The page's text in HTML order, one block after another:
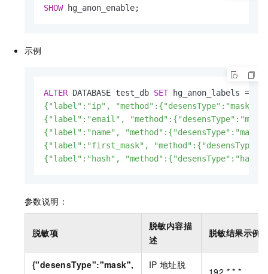
SHOW hg_anon_enable;
示例
ALTER DATABASE test_db SET hg_anon_labels =
{"label":"ip",
{"label":"email",
{"label":"name",
{"label":"first_mask",
{"label":"hash",
参数说明：
脱敏项
脱敏内容描
述
脱敏结果示例
{"desensType":"mask",
IP 地址脱
192.*.*.*